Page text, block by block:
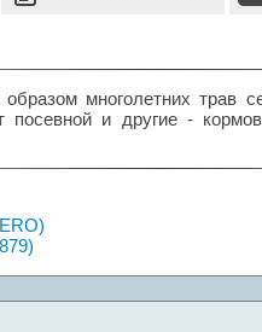
многолетних трав
посевной и другие -